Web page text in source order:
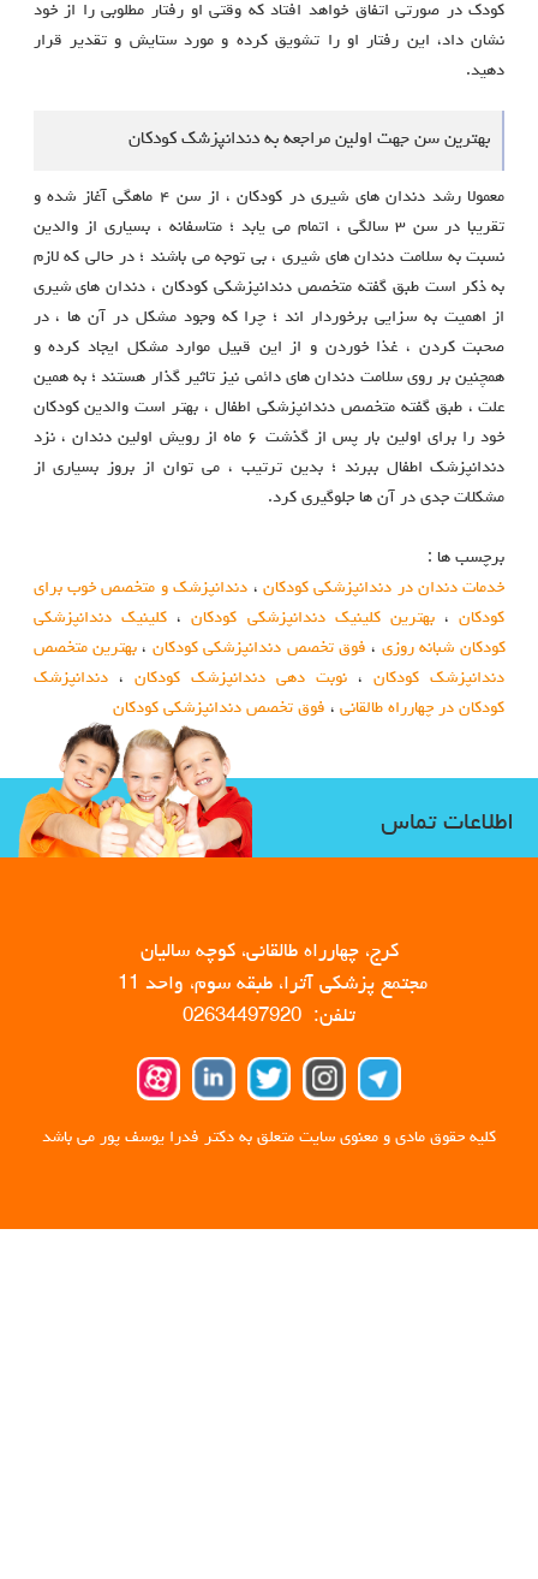
کودک در صورتي اتفاق خواهد افتاد که وقتي او رفتار مطلوبي را از خود
نشان داد، اين رفتار او را تشويق کرده و مورد ستايش و تقدير قرار
دهيد.
بهترین سن جهت اولین مراجعه به دندانپزشک کودکان
معمولا رشد دندان های شیری در کودکان ، از سن ۴ ماهگی آغاز شده و
تقریبا در سن ۳ سالگی ، اتمام می یابد ؛ متاسفانه ، بسیاری از والدین
نسبت به سلامت دندان های شیری ، بی توجه می باشند ؛ در حالی که لازم
به ذکر است طبق گفته متخصص دندانپزشکی کودکان ، دندان های شیری
از اهمیت به سزایی برخوردار اند ؛ چرا که وجود مشکل در آن ها ، در
صحبت کردن ، غذا خوردن و از این قبیل موارد مشکل ایجاد کرده و
همچنین بر روی سلامت دندان های دائمی نیز تاثیر گذار هستند ؛ به همین
علت ، طبق گفته متخصص دندانپزشکی اطفال ، بهتر است والدین کودکان
خود را برای اولین بار پس از گذشت ۶ ماه از رویش اولین دندان ، نزد
دندانپزشک اطفال ببرند ؛ بدین ترتیب ، می توان از بروز بسیاری از
مشکلات جدی در آن ها جلوگیری کرد.
برچسب ها :
خدمات دندان در دندانپزشکی کودکان ، دندانپزشک و متخصص خوب برای
کودکان، بهترین کلینیک دندانپزشکی کودکان،کلینیک دندانپزشکی
کودکان شبانه روزی ، فوق تخصص دندانپزشکی کودکان ،بهترین متخصص
دندانپزشک کودکان، نوبت دهی دندانپزشک کودکان ،دندانپزشک
کودکان در چهارراه طالقانی، فوق تخصص دندانپزشکی کودکان
اطلاعات تماس
کرج، چهارراه طالقانی، کوچه سالیان
مجتمع پزشکی آترا، طبقه سوم، واحد 11
تلفن: 02634497920
کلیه حقوق مادی و معنوی سایت متعلق به دکتر فدرا یوسف پور می باشد